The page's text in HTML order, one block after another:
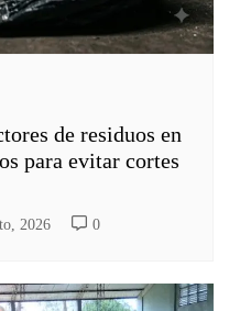
de residuos en
para evitar cortes
2026 0